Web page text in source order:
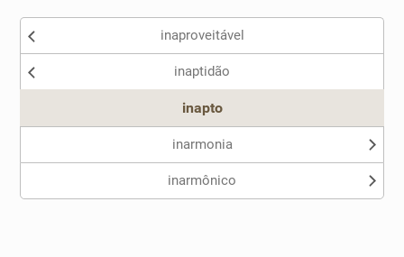
inaproveitável
inaptidão
inapto
inarmonia
inarmônico